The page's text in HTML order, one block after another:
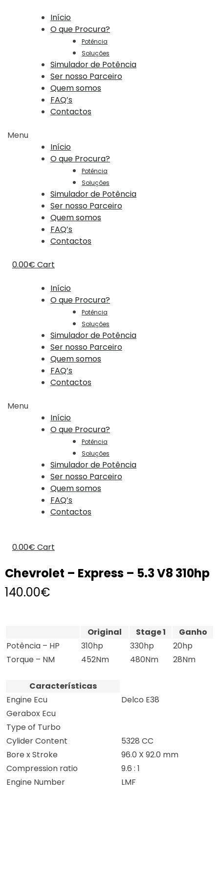
Início
O que Procura?
Potência
Soluções
Simulador de Potência
Ser nosso Parceiro
Quem somos
FAQ’s
Contactos
Menu
Início
O que Procura?
Potência
Soluções
Simulador de Potência
Ser nosso Parceiro
Quem somos
FAQ’s
Contactos
0.00€ Cart
Início
O que Procura?
Potência
Soluções
Simulador de Potência
Ser nosso Parceiro
Quem somos
FAQ’s
Contactos
Menu
Início
O que Procura?
Potência
Soluções
Simulador de Potência
Ser nosso Parceiro
Quem somos
FAQ’s
Contactos
0.00€ Cart
Chevrolet – Express – 5.3 V8 310hp
140.00€
Original Stage 1
Ganho
Potência – HP
310hp 330hp
20hp
Torque – NM
452Nm 480Nm 28Nm
Características
Engine Ecu
Delco E38
Gerabox Ecu
Type of Turbo
Cylider Content
5328 CC
Bore x Stroke
96.0 X 92.0 mm
Compression ratio
9.6 : 1
Engine Number
LMF